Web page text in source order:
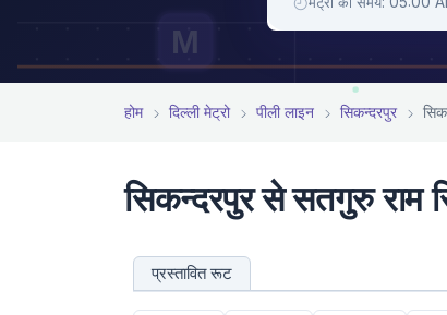
M
होम दिल्ली मेट्रो पीली लाइन सिकन्दरपुर
सिकन्दरपुर से सतगुरु राम
प्रस्तावित रूट